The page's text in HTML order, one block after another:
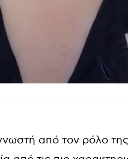
από τον ρόλο